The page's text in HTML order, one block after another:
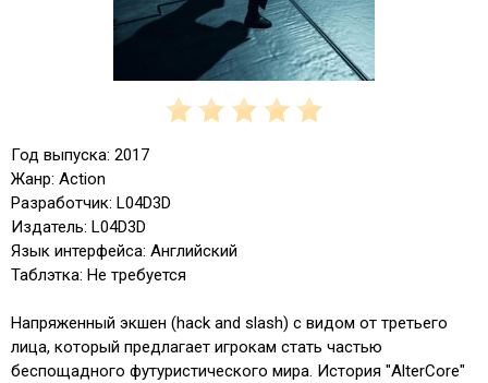
Год выпуска: 2017
Жанр: Action
Разработчик: L04D3D
Издатель: L04D3D
Язык интерфейса: Английский
Таблэтка: Не требуется
Напряженный экшен (hack and slash) с видом от третьего
лица, который предлагает игрокам стать частью
беспощадного футуристического мира. История "AlterCore"